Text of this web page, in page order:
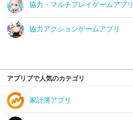
協力・マルチプレイゲームアプリ
協力アクションゲームアプリ
アプリブで人気のカテゴリ
家計簿アプリ